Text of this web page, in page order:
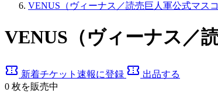
VENUS（ヴィーナス／読売巨人軍公式マス
VENUS（ヴィーナス／
confirmation_number 新着チケット速報に登録 confirmation_number 出品する
0 枚を販売中